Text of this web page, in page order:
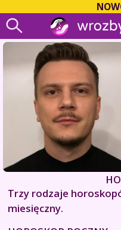
Trzy rodzaje
miesięczny.